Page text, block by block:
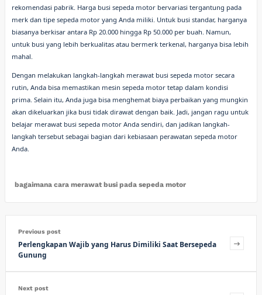
rekomendasi pabrik. Harga busi sepeda motor bervariasi tergantung pada
merk dan tipe sepeda motor yang Anda miliki. Untuk busi standar, harganya
biasanya berkisar antara Rp 20.000 hingga Rp 50.000 per buah. Namun,
untuk busi yang lebih berkualitas atau bermerk terkenal, harganya bisa lebih
mahal.
Dengan melakukan langkah-langkah merawat busi sepeda motor secara
rutin, Anda bisa memastikan mesin sepeda motor tetap dalam kondisi
prima. Selain itu, Anda juga bisa menghemat biaya perbaikan yang mungkin
akan dikeluarkan jika busi tidak dirawat dengan baik. Jadi, jangan ragu untuk
belajar merawat busi sepeda motor Anda sendiri, dan jadikan langkah-
langkah tersebut sebagai bagian dari kebiasaan perawatan sepeda motor
Anda.
bagaimana cara merawat busi pada sepeda motor
Previous post
Perlengkapan Wajib yang Harus Dimiliki Saat Bersepeda
Gunung
Next post